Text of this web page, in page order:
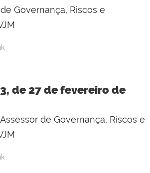
Governança, Riscos e
de 27 de fevereiro de
de Governança, Riscos e